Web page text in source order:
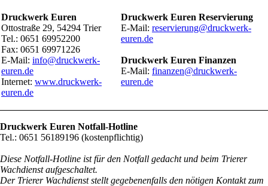
Druckwerk Euren
Ottostraße 29, 54294 Trier
Tel.: 0651 69952200
Fax: 0651 69971226
E-Mail: info@druckwerk-
euren.de
Internet: www.druckwerk-
euren.de
Druckwerk Euren Reservierung
E-Mail: reservierung@druckwerk-
euren.de
Druckwerk Euren Finanzen
E-Mail: finanzen@druckwerk-
euren.de
Druckwerk Euren Notfall-Hotline
Tel.: 0651 56189196 (kostenpflichtig)
Diese Notfall-Hotline ist für den Notfall gedacht und beim Trierer
Wachdienst aufgeschaltet.
Der Trierer Wachdienst stellt gegebenenfalls den nötigen Kontakt zum